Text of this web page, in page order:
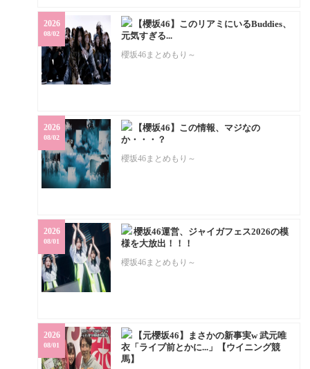
【櫻坂46】このリアミにいるBuddies、
元気すぎる...
櫻坂46まとめもり～
2026
08/02
【櫻坂46】この情報、マジなの
か・・・？
櫻坂46まとめもり～
2026
08/02
櫻坂46運営、ジャイガフェス2026の模
様を大放出！！！
櫻坂46まとめもり～
2026
08/01
【元櫻坂46】まさかの新事実w 武元唯
衣「ライブ前とかに...」【ウイニング競
馬】
2026
08/01